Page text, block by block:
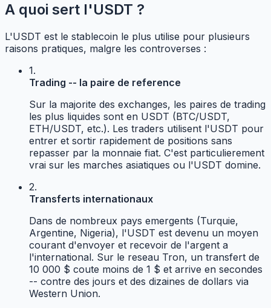
A quoi sert l'USDT ?
L'USDT est le stablecoin le plus utilise pour plusieurs
raisons pratiques, malgre les controverses :
1.
Trading -- la paire de reference
Sur la majorite des exchanges, les paires de trading
les plus liquides sont en USDT (BTC/USDT,
ETH/USDT, etc.). Les traders utilisent l'USDT pour
entrer et sortir rapidement de positions sans
repasser par la monnaie fiat. C'est particulierement
vrai sur les marches asiatiques ou l'USDT domine.
2.
Transferts internationaux
Dans de nombreux pays emergents (Turquie,
Argentine, Nigeria), l'USDT est devenu un moyen
courant d'envoyer et recevoir de l'argent a
l'international. Sur le reseau Tron, un transfert de
10 000 $ coute moins de 1 $ et arrive en secondes
-- contre des jours et des dizaines de dollars via
Western Union.